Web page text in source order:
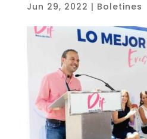
Jun 29, 2022 | Boletines